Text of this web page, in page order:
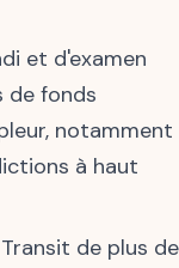
et d'examen
de fonds
notamment
à haut
Transit de plus de